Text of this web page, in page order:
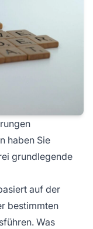
haben Sie
grundlegende
auf der
bestimmten
Was